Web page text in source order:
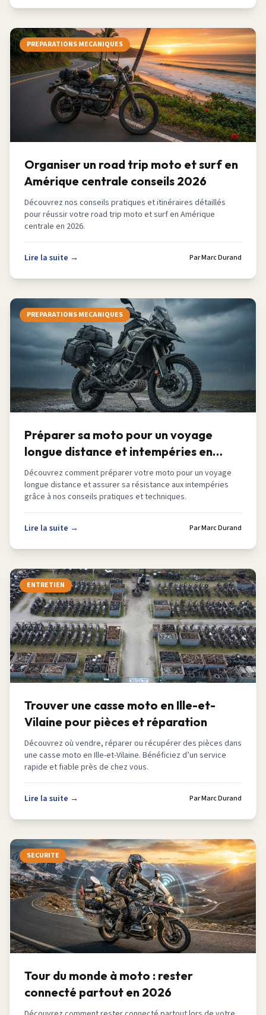
PREPARATIONS MECANIQUES
Organiser un road trip moto et surf en
Amérique centrale conseils 2026
Découvrez nos conseils pratiques et itinéraires détaillés
pour réussir votre road trip moto et surf en Amérique
centrale en 2026.
Lire la suite → ParMarc Durand
PREPARATIONS MECANIQUES
Préparer sa moto pour un voyage
longue distance et intempéries en
2026
Découvrez comment préparer votre moto pour un voyage
longue distance et assurer sa résistance aux intempéries
grâce à nos conseils pratiques et techniques.
Lire la suite → ParMarc Durand
ENTRETIEN
Trouver une casse moto en Ille-et-
Vilaine pour pièces et réparation
Découvrez où vendre, réparer ou récupérer des pièces dans
une casse moto en Ille-et-Vilaine. Bénéficiez d’un service
rapide et fiable près de chez vous.
Lire la suite → ParMarc Durand
SECURITE
Tour du monde à moto : rester
connecté partout en 2026